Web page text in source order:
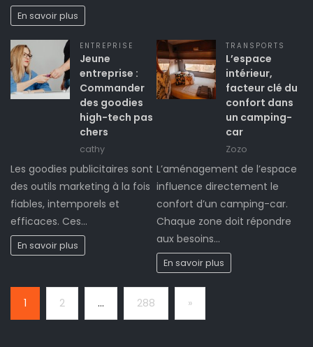
En savoir plus
ENTREPRISE
Jeune
entreprise :
Commander
des goodies
high-tech pas
chers
cathy
Les goodies publicitaires sont
des outils marketing à la fois
fiables, intemporels et
efficaces. Ces…
En savoir plus
TRANSPORTS
L’espace
intérieur,
facteur clé du
confort dans
un camping-
car
Zozo
L’aménagement de l’espace
influence directement le
confort d’un camping-car.
Chaque zone doit répondre
aux besoins…
En savoir plus
1 2 … 288 Next
»